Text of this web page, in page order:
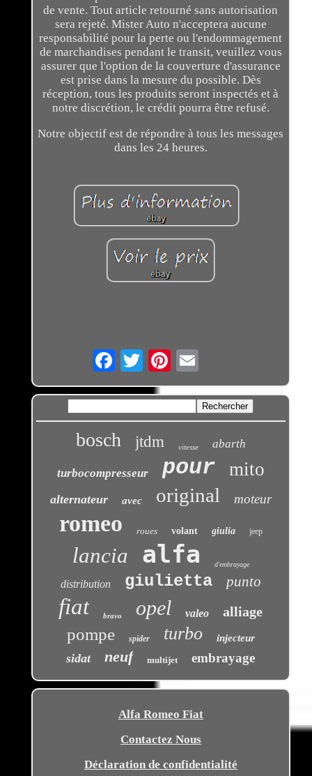
de vente. Tout article retourné sans autorisation
sera rejeté. Mister Auto n'acceptera aucune
responsabilité pour la perte ou l'endommagement
de marchandises pendant le transit, veuillez vous
assurer que l'option de la couverture d'assurance
est prise dans la mesure du possible. Dès
réception, tous les produits seront inspectés et à
notre discrétion, le crédit pourra être refusé.
Notre objectif est de répondre à tous les messages
dans les 24 heures.
Email
bosch jtdm vitesse abarth
turbocompresseur pour mito
alternateur avec original moteur
romeo roues volant giulia jeep
lancia alfa d'embrayage
distribution giulietta punto
fiat bravo opel valeo alliage
pompe spider turbo injecteur
sidat neuf multijet embrayage
Alfa Romeo Fiat
Contactez Nous
Déclaration de confidentialité